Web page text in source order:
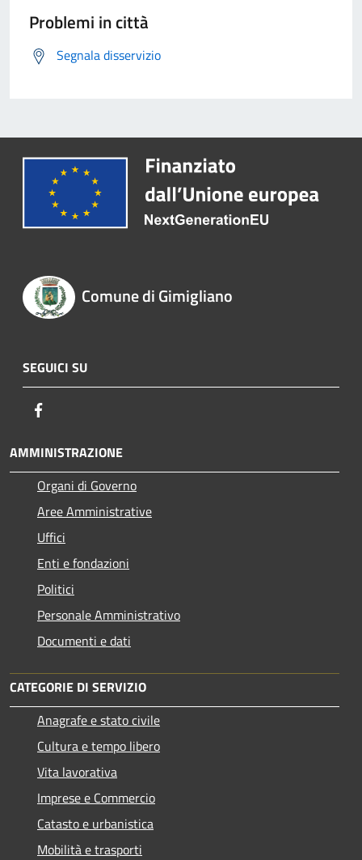
Problemi in città
Segnala disservizio
Comune di Gimigliano
SEGUICI SU
AMMINISTRAZIONE
Organi di Governo
Aree Amministrative
Uffici
Enti e fondazioni
Politici
Personale Amministrativo
Documenti e dati
CATEGORIE DI SERVIZIO
Anagrafe e stato civile
Cultura e tempo libero
Vita lavorativa
Imprese e Commercio
Catasto e urbanistica
Mobilità e trasporti